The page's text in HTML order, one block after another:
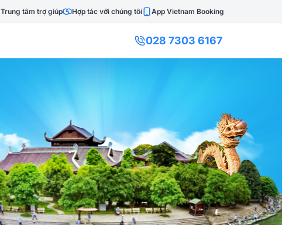
Trung tâm trợ giúp Hợp tác với chúng tôi App Vietnam Booking
028 7303 6167